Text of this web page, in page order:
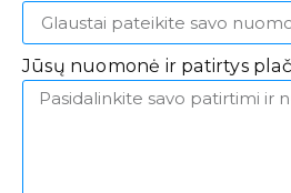
Jūsų nuomonė ir patirtys